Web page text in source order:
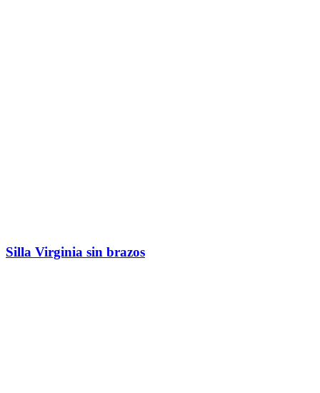
Silla Virginia sin brazos